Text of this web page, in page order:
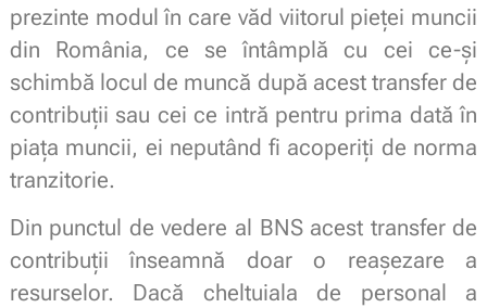
prezinte modul în care văd viitorul pieței muncii
din România, ce se întâmplă cu cei ce-și
schimbă locul de muncă după acest transfer de
contribuții sau cei ce intră pentru prima dată în
piața muncii, ei neputând fi acoperiți de norma
tranzitorie.
Din punctul de vedere al BNS acest transfer de
contribuții înseamnă doar o reașezare a
resurselor. Dacă cheltuiala de personal a